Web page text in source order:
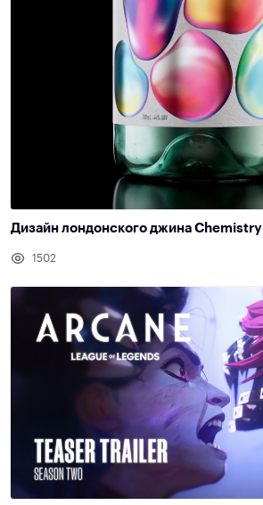
Дизайн лондонского джина Chemistry
1502